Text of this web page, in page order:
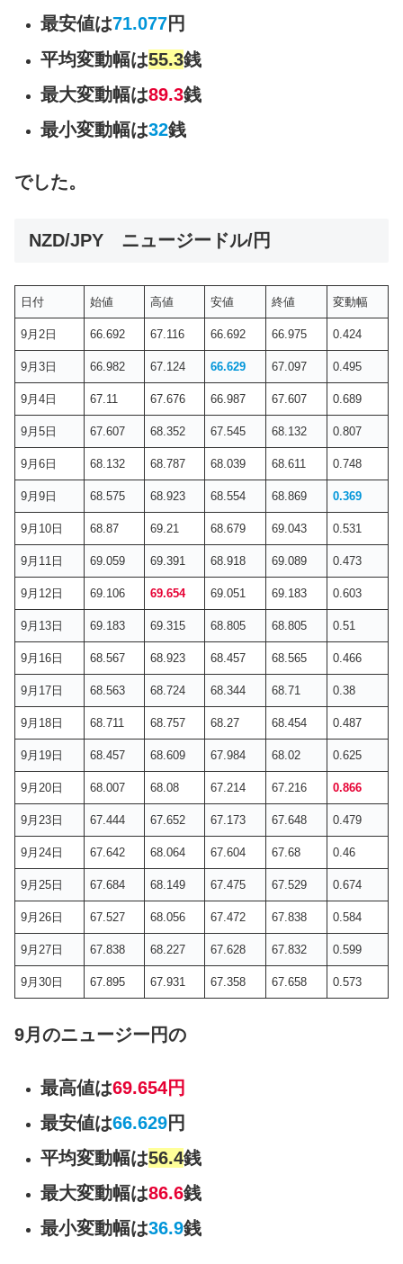
最安値は71.077円
平均変動幅は55.3銭
最大変動幅は89.3銭
最小変動幅は32銭
でした。
NZD/JPY ニュージードル/円
日付 始値 高値 安値 終値 変動幅
9月2日 66.692 67.116 66.692 66.975 0.424
9月3日 66.982 67.124 66.629 67.097 0.495
9月4日 67.11 67.676 66.987 67.607 0.689
9月5日 67.607 68.352 67.545 68.132 0.807
9月6日 68.132 68.787 68.039 68.611 0.748
9月9日 68.575 68.923 68.554 68.869 0.369
9月10日 68.87 69.21 68.679 69.043 0.531
9月11日 69.059 69.391 68.918 69.089 0.473
9月12日 69.106 69.654 69.051 69.183 0.603
9月13日 69.183 69.315 68.805 68.805 0.51
9月16日 68.567 68.923 68.457 68.565 0.466
9月17日 68.563 68.724 68.344 68.71 0.38
9月18日 68.711 68.757 68.27 68.454 0.487
9月19日 68.457 68.609 67.984 68.02 0.625
9月20日 68.007 68.08 67.214 67.216 0.866
9月23日 67.444 67.652 67.173 67.648 0.479
9月24日 67.642 68.064 67.604 67.68 0.46
9月25日 67.684 68.149 67.475 67.529 0.674
9月26日 67.527 68.056 67.472 67.838 0.584
9月27日 67.838 68.227 67.628 67.832 0.599
9月30日 67.895 67.931 67.358 67.658 0.573
9月のニュージー円の
最高値は69.654円
最安値は66.629円
平均変動幅は56.4銭
最大変動幅は86.6銭
最小変動幅は36.9銭